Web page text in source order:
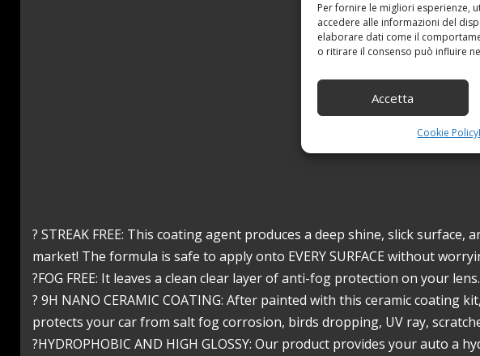
Per fornire le migliori esperienze,
accedere alle informazioni del
elaborare dati come il
o ritirare il consenso può influire
Accetta
Cookie Policy
? STREAK FREE: This coating agent produces a deep shine, slick
market! The formula is safe to apply onto EVERY SURFACE without
?FOG FREE: It leaves a clean clear layer of anti-fog protection on your
? 9H NANO CERAMIC COATING: After painted with this ceramic coating
protects your car from salt fog corrosion, birds dropping, UV ray,
?HYDROPHOBIC AND HIGH GLOSSY: Our product provides your auto a